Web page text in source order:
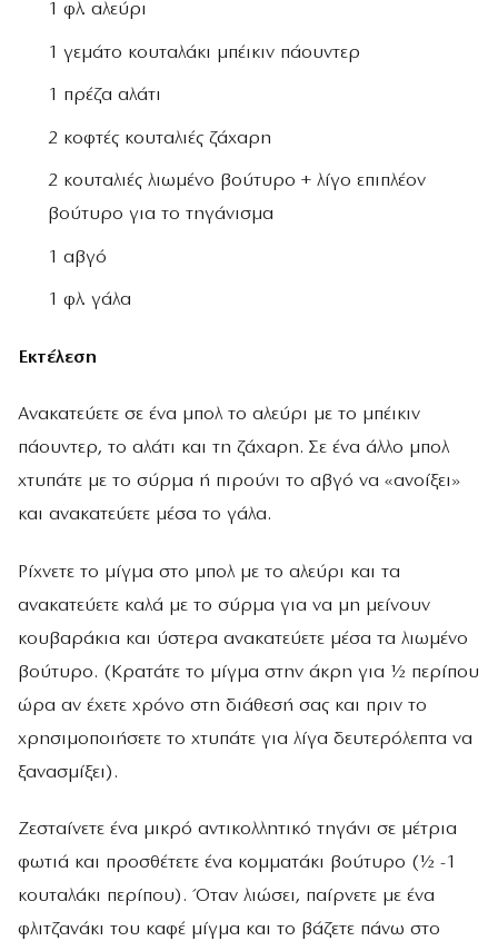
1 φλ. αλεύρι
1 γεμάτο κουταλάκι μπέικιν πάουντερ
1 πρέζα αλάτι
2 κοφτές κουταλιές ζάχαρη
2 κουταλιές λιωμένο βούτυρο + λίγο επιπλέον
βούτυρο για το τηγάνισμα
1 αβγό
1 φλ. γάλα
Εκτέλεση
Ανακατεύετε σε ένα μπολ το αλεύρι με το μπέικιν
πάουντερ, το αλάτι και τη ζάχαρη. Σε ένα άλλο μπολ
χτυπάτε με το σύρμα ή πιρούνι το αβγό να «ανοίξει»
και ανακατεύετε μέσα το γάλα.
Ρίχνετε το μίγμα στο μπολ με το αλεύρι και τα
ανακατεύετε καλά με το σύρμα για να μη μείνουν
κουβαράκια και ύστερα ανακατεύετε μέσα τα λιωμένο
βούτυρο. (Κρατάτε το μίγμα στην άκρη για ½ περίπου
ώρα αν έχετε χρόνο στη διάθεσή σας και πριν το
χρησιμοποιήσετε το χτυπάτε για λίγα δευτερόλεπτα να
ξανασμίξει).
Ζεσταίνετε ένα μικρό αντικολλητικό τηγάνι σε μέτρια
φωτιά και προσθέτετε ένα κομματάκι βούτυρο (½ -1
κουταλάκι περίπου). Όταν λιώσει, παίρνετε με ένα
φλιτζανάκι του καφέ μίγμα και το βάζετε πάνω στο